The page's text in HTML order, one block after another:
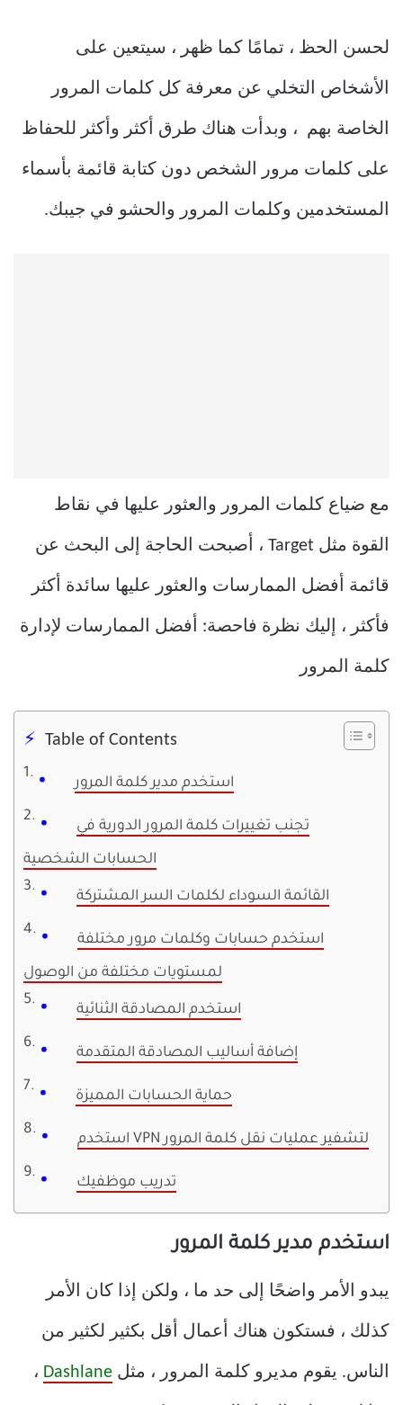
لحسن الحظ ، تمامًا كما ظهر ، سيتعين على
الأشخاص التخلي عن معرفة كل كلمات المرور
الخاصة بهم ، وبدأت هناك طرق أكثر وأكثر للحفاظ
على كلمات مرور الشخص دون كتابة قائمة بأسماء
المستخدمين وكلمات المرور والحشو في جيبك.
مع ضياع كلمات المرور والعثور عليها في نقاط
القوة مثل Target ، أصبحت الحاجة إلى البحث عن
قائمة أفضل الممارسات والعثور عليها سائدة أكثر
فأكثر ، إليك نظرة فاحصة: أفضل الممارسات لإدارة
كلمة المرور
Table of Contents
استخدم مدير كلمة المرور
تجنب تغييرات كلمة المرور الدورية في
الحسابات الشخصية
القائمة السوداء لكلمات السر المشتركة
استخدم حسابات وكلمات مرور مختلفة
لمستويات مختلفة من الوصول
استخدم المصادقة الثنائية
إضافة أساليب المصادقة المتقدمة
حماية الحسابات المميزة
استخدم VPN لتشفير عمليات نقل كلمة المرور
تدريب موظفيك
استخدم مدير كلمة المرور
يبدو الأمر واضحًا إلى حد ما ، ولكن إذا كان الأمر
كذلك ، فستكون هناك أعمال أقل بكثير لكثير من
الناس. يقوم مديرو كلمة المرور ، مثل Dashlane ،